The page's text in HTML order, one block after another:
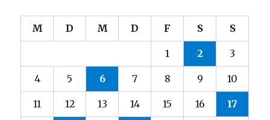
M D M D F S S
1 2 3
4 5 6 7 8 9 10
11 12 13 14 15 16 17